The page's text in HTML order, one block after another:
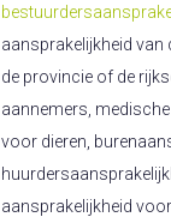
aansprakelijkheid van
de provincie of de
aannemers,
voor dieren,
aansprakelijkheid